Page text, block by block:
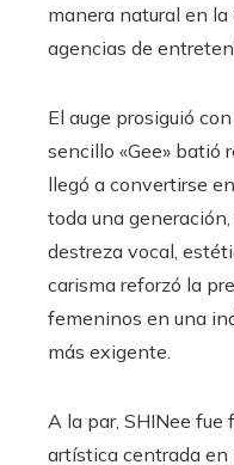
manera natural en
agencias de
El auge prosiguió
sencillo «Gee» batió
llegó a convertirse
toda una
destreza vocal,
carisma reforzó la
femeninos en una
más exigente.
A la par, SHINee
artística centrada en